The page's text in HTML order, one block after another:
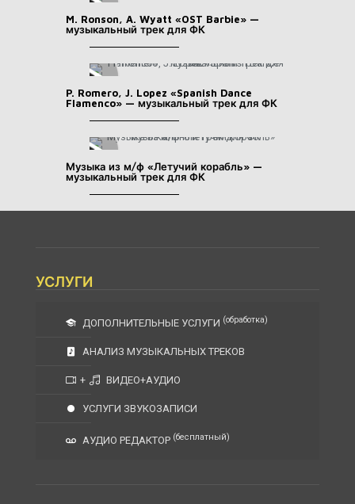
M. Ronson, A. Wyatt «OST Barbie» —
музыкальный трек для ФК
P. Romero, J. Lopez «Spanish Dance
Flamenco» — музыкальный трек для ФК
Музыка из м/ф «Летучий корабль» —
музыкальный трек для ФК
УСЛУГИ
ДОПОЛНИТЕЛЬНЫЕ УСЛУГИ (обработка)
АНАЛИЗ МУЗЫКАЛЬНЫХ ТРЕКОВ
+ ВИДЕО+АУДИО
УСЛУГИ ЗВУКОЗАПИСИ
АУДИО РЕДАКТОР (бесплатный)